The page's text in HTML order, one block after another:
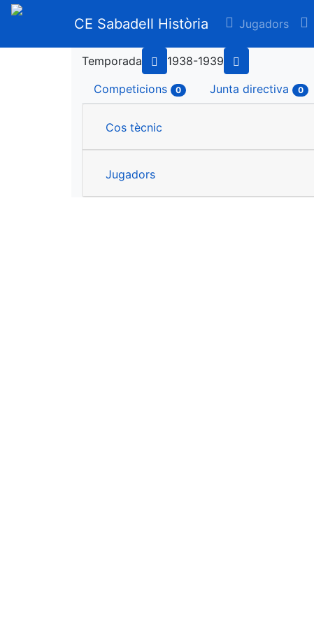
CE Sabadell Història Jugadors
Temporada
1938-1939
Competicions
0 Junta directiva 0
Cos tècnic
Jugadors